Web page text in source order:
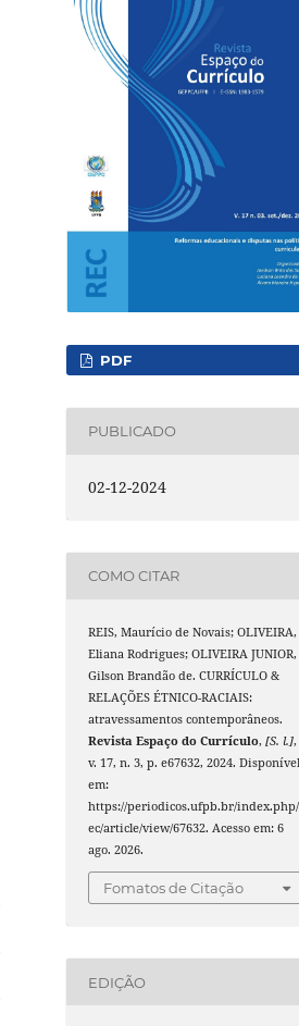
PDF
PUBLICADO
02-12-2024
COMO CITAR
REIS, Maurício de Novais; OLIVEIRA,
Eliana Rodrigues; OLIVEIRA JUNIOR,
Gilson Brandão de. CURRÍCULO &
RELAÇÕES ÉTNICO-RACIAIS:
atravessamentos contemporâneos.
Revista Espaço do Currículo,[S. l.],
v. 17, n. 3, p. e67632, 2024. Disponível
em:
https://periodicos.ufpb.br/
ec/article/view/67632. Acesso em: 6
ago. 2026.
Fomatos de Citação
EDIÇÃO